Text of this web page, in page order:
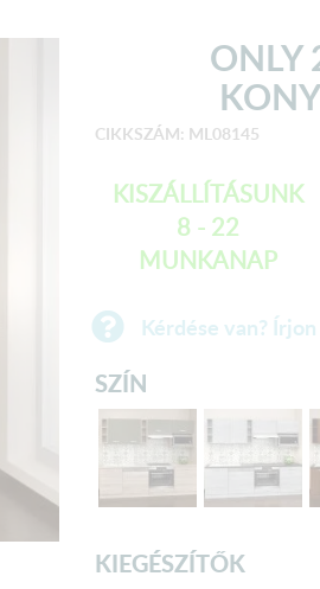
ONLY
CIKKSZÁM: ML08145
KISZÁLLÍTÁSUNK
8 - 22
MUNKANAP
Kérdése van?
SZÍN
KIEGÉSZÍTŐK